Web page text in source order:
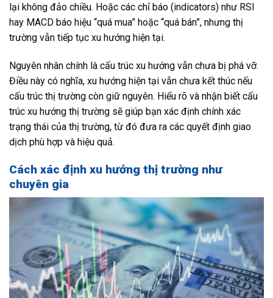
lại không đảo chiều. Hoặc các chỉ báo (indicators) như RSI
hay MACD báo hiệu “quá mua” hoặc “quá bán”, nhưng thị
trường vẫn tiếp tục xu hướng hiện tại.
Nguyên nhân chính là cấu trúc xu hướng vẫn chưa bị phá vỡ.
Điều này có nghĩa, xu hướng hiện tại vẫn chưa kết thúc nếu
cấu trúc thị trường còn giữ nguyên. Hiểu rõ và nhận biết cấu
trúc xu hướng thị trường sẽ giúp bạn xác định chính xác
trạng thái của thị trường, từ đó đưa ra các quyết định giao
dịch phù hợp và hiệu quả.
Cách xác định xu hướng thị trường như
chuyên gia